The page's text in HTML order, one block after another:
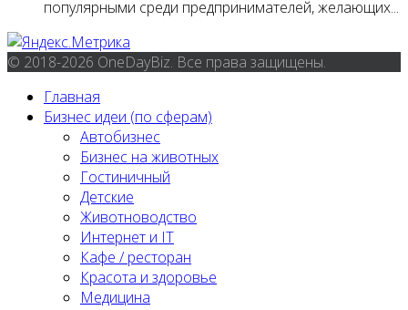
популярными среди предпринимателей, желающих...
© 2018-2026 OneDayBiz. Все права защищены.
Главная
Бизнес идеи (по сферам)
Автобизнес
Бизнес на животных
Гостиничный
Детские
Животноводство
Интернет и IT
Кафе / ресторан
Красота и здоровье
Медицина